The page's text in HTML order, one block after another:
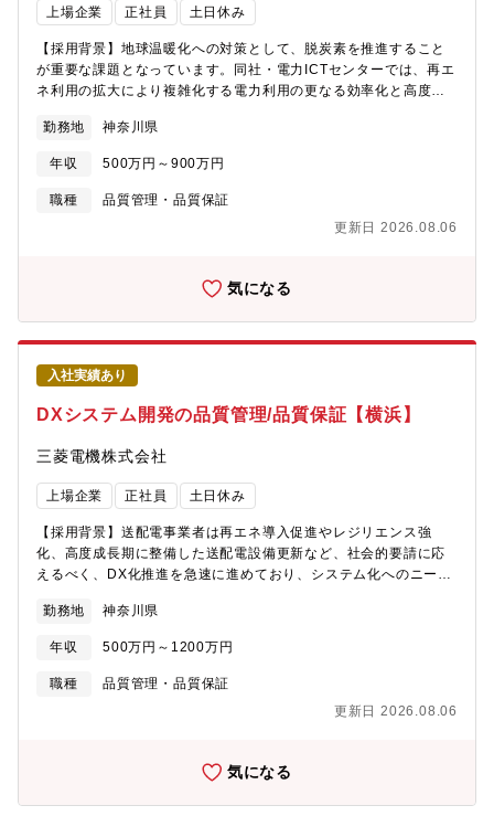
多い■リモートワーク：有 (週1,2日)■中途社員の割合：10-20%
【業務の魅力】三菱電機グループは社会に不可欠なインフラ製
品・サービスを提供しています。持続的な成長には最適な業務イ
ンフラが欠かせず、その開発に参画できることにやりがいを感じ
ます。業務DX「M-X」は全社横断的プロジェクトであり、広い視
の根幹で、事業部門との連携も深まります。さらに、最新IT技術
められる環境です。変革に前向きな方の応募をお待ちしていま
す。
ド基盤の構築・運用b) マルチアカウント環境の最適設計と実装
アジリティを両立させた次世代セキュリティ設計d) 社内ネットワ
ークとの安全かつ高速な接続基盤の刷新e) 自動化を前提とした運
用設計と実装●使用言語、環境、ツール、資格等■環境AWS、
Azureプライベートクラウド環境（Vmware）ハイブリッドクラウ
格・知識AWS、Azure認定資格クラウドアーキテクチャ設計知識
験を積みながら、クラウド技術の専門性を高め、クラウドエンジ
ニアのスペシャリストとして、プロジェクトをリードしていただ
ートとして、CCoE（Cloud Center of Excellence）の中核メン
トのリーダーとして、複数チームをまとめ上げ、事業部門との調
経験を積んだ後は、チーム全体のマネジメントや人材育成、経営
長期的には、デジタル変革を牽引するリーダーとして、IT部門だ
していただくことを期待しています。【配属先/組織のミッショ
したサービスの企画・構築・運用・保守■クラウド企画・移行推進
プロジェクトグループグループ全体のクラウド活用を推進するた
めの戦略立案・移行推進、新たなグループクラウドサービスの企
画・構築■クラウド運用・改善グループプライベート/パブリック
繁忙期40時間■出張：有 (ポジションにより、1か月に日帰り出張
員の割合：30%
上場企業 正社員 土日休み
【採用背景】地球温暖化への対策として、脱炭素を推進すること
が重要な課題となっています。同社・電力ICTセンターでは、再エ
ネ利用の拡大により複雑化する電力利用の更なる効率化と高度化
な社会の実現に貢献しています。電力デジタルエナジーシステム
開発部では、再エネ・蓄電池制御、電力需給調整、電力市場取
引、電力託送、電力DX、スマートメータ関連システムなどの各種
パッケージソフトウェアや通信機器の開発に取り組んでおり、こ
募集しています。転職をお考えの方においては、持続可能な社会
ございます。★電力システム製作所 電力ICTセンターについて・
製品紹介https://www.mitsubishielectric.co.jp/ictpowersystem/
【職務内容】電力デジタルエナジーシステム開発部で開発する電
力業務パッケージソフトウェアまたは通信機器に搭載するソフト
ウェアの品質管理・品質保証を進めていただきます。＜具体的に
は＞国内・海外の送配電事業者、電力広域機関、電力需要家向け
に開発する各種パッケージソフトウェアまたは通信機器に搭載す
るソフトウェアの品質管理・品質保証を行い、設計部門を支援し
ていただきます。・設計部門が進める開発に対する品質の分析・
審査、および、品質監査部門との連携・設計部門のスキル向上の
推進・開発支援ツールの導入支援※入社後、開発製品の一部の品
質管理から担当していただき、習熟度合に合わせ担当する担当製
品を拡大していただきたいと考えております。※1案件あたり完遂
までの期間としては概ね1年です。※現状、国内向けが大半です
が、海外を含めたグローバル化を今後進めていきます。※最新の
向上します。★「電力供給システムの開発現場を徹底解明！プロ
projectme/system/report.html【開発ツール・環境・言語】・言
語：社内では日本語です。海外対応では英語になります。・プロ
が、Java言語・SQLが中心・開発環境：クラウド、LINUX、
にあたっては、OJTに加え各種OFF-JTを各種整備しており、スキ
ル向上に利用いただけます。【配属部門】DE開 DE品課＜配属
先ミッション＞【電力デジタルエナジーシステム開発部】・カー
勤務地 神奈川県
年収 500万円～900万円
職種
品質管理・品質保証
更新日 2026.08.06
気になる
入社実績あり
DXシステム開発の品質管理/品質保証【横浜】
三菱電機株式会社
上場企業 正社員 土日休み
【採用背景】送配電事業者は再エネ導入促進やレジリエンス強
化、高度成長期に整備した送配電設備更新など、社会的要請に応
えるべく、DX化推進を急速に進めており、システム化へのニーズ
たシステム開発を実施しており、顧客からの期待も大きく、受注
規模拡大が見込まれることから、弊部門が担当するシステムの品
質管理/保証を推進いただける方を募集します。【職務内容】送配
電事業者向け業務/DXシステム開発の品質管理/保証【具体的に
保証を担当していただきます。・設計部門が進める開発に対する
ル向上に向けた施策推進・部内品質規程の制定/見直し担当する新
規システム開発/既存システムソフトウェア改造工事のプロジェク
ト概要は以下の通りです。・顧客：送配電事業者、電力事業者が
勤務地 神奈川県
年収 500万円～1200万円
職種
品質管理・品質保証
更新日 2026.08.06
気になる